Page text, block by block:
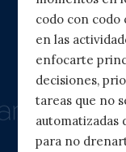
codo con codo
en las
enfocarte
decisiones,
tareas que no
automatizadas
para no